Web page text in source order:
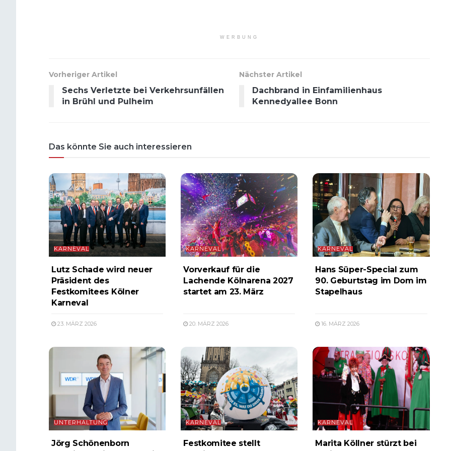
WERBUNG
Vorheriger Artikel
Sechs Verletzte bei Verkehrsunfällen
in Brühl und Pulheim
Nächster Artikel
Dachbrand in Einfamilienhaus
Kennedyallee Bonn
Das könnte Sie auch interessieren
KARNEVAL
Lutz Schade wird neuer
Präsident des
Festkomitees Kölner
Karneval
23. MÄRZ 2026
KARNEVAL
Vorverkauf für die
Lachende Kölnarena 2027
startet am 23. März
20. MÄRZ 2026
KARNEVAL
Hans Süper-Special zum
90. Geburtstag im Dom im
Stapelhaus
16. MÄRZ 2026
UNTERHALTUNG
Jörg Schönenborn
KARNEVAL
Festkomitee stellt
KARNEVAL
Marita Köllner stürzt bei